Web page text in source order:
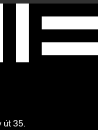
út 35.